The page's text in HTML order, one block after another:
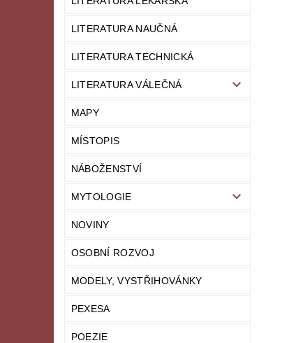
LITERATURA NAUČNÁ
LITERATURA TECHNICKÁ
LITERATURA VÁLEČNÁ
MAPY
MÍSTOPIS
NÁBOŽENSTVÍ
MYTOLOGIE
NOVINY
OSOBNÍ ROZVOJ
MODELY, VYSTŘIHOVÁNKY
PEXESA
POEZIE